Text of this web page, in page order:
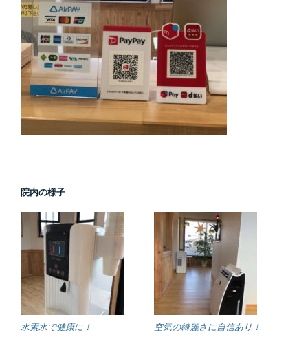
院内の様子
水素水で健康に！ 空気の綺麗さに自信あり！